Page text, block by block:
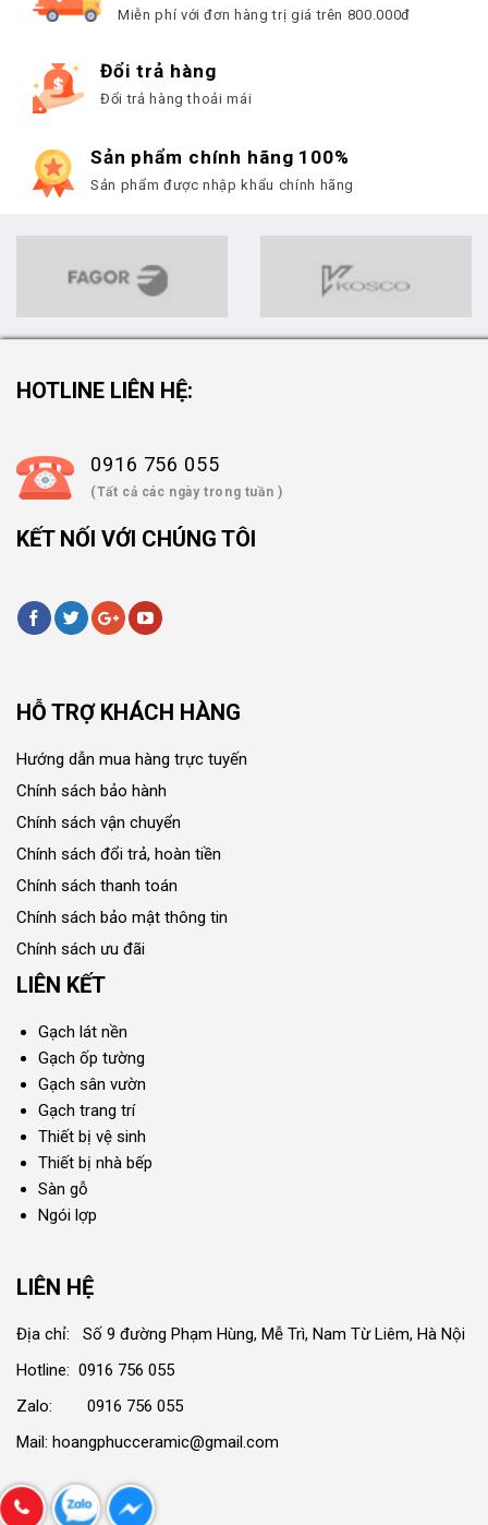
Miễn phí với đơn hàng trị giá trên 800.000đ
Đổi trả hàng
Đổi trả hàng thoải mái
Sản phẩm chính hãng 100%
Sản phẩm được nhập khẩu chính hãng
HOTLINE LIÊN HỆ:
0916 756 055
(Tất cả các ngày trong tuần )
KẾT NỐI VỚI CHÚNG TÔI
HỖ TRỢ KHÁCH HÀNG
Hướng dẫn mua hàng trực tuyến
Chính sách bảo hành
Chính sách vận chuyển
Chính sách đổi trả, hoàn tiền
Chính sách thanh toán
Chính sách bảo mật thông tin
Chính sách ưu đãi
LIÊN KẾT
Gạch lát nền
Gạch ốp tường
Gạch sân vườn
Gạch trang trí
Thiết bị vệ sinh
Thiết bị nhà bếp
Sàn gỗ
Ngói lợp
LIÊN HỆ
Địa chỉ: Số 9 đường Phạm Hùng, Mễ Trì, Nam Từ Liêm, Hà Nội
Hotline: 0916 756 055
Zalo: 0916 756 055
Mail: hoangphucceramic@gmail.com